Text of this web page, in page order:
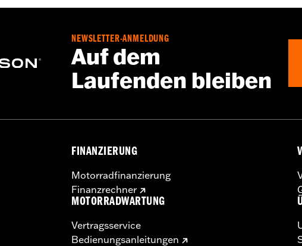
www.h-d.com/warranty for full details
NEWSLETTER-ANMELDUNG
Auf dem
Laufenden bleiben
FINANZIERUNG
Motorradfinanzierung
Finanzrechner
MOTORRADWARTUNG
Vertragsservice
Bedienungsanleitungen